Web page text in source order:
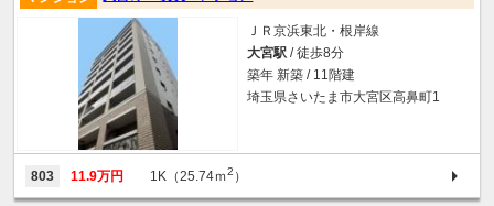
ＪＲ京浜東北・根岸線
大宮駅 / 徒歩8分
築年 新築 / 11階建
埼玉県さいたま市大宮区高鼻町1
803 11.9万円 1K（25.74ｍ2 ）